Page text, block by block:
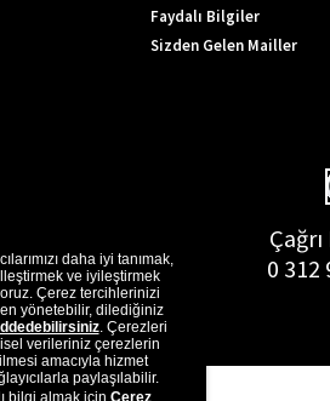
Faydalı Bilgiler
Sizden Gelen Mailler
0 312
daha iyi tanımak,
ve iyileştirmek
Çerez tercihlerinizi
yönetebilir, dilediğiniz
. Çerezleri
verileriniz çerezlerin
amacıyla hizmet
paylaşılabilir.
bilgi almak için Çerez